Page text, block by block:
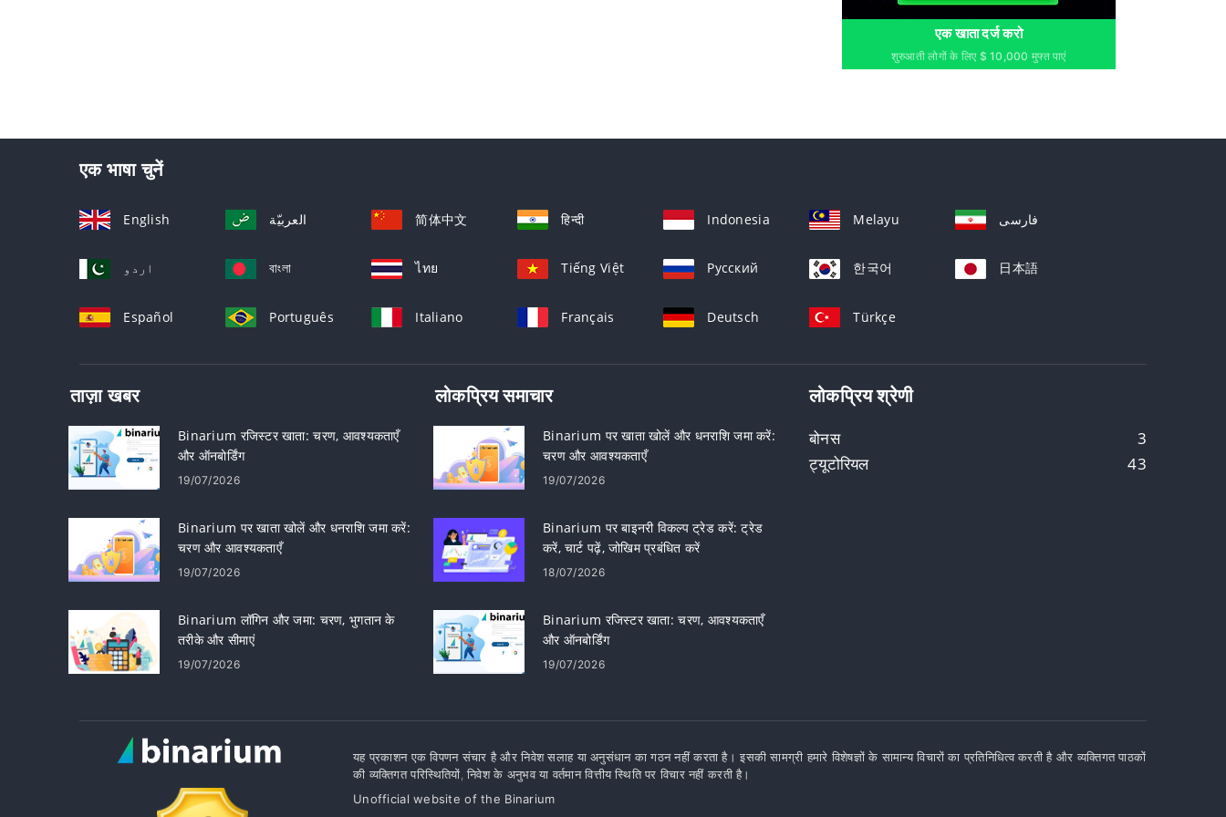
एक खाता दर्ज करो
शुरुआती लोगों के लिए $ 10,000 मुफ्त पाएं
एक भाषा चुनें
English العربيّة 简体中文 हिन्दी Indonesia Melayu فارسی
اردو বাংলা ไทย Tiếng Việt Русский 한국어 日本語
Español Português Italiano Français Deutsch Türkçe
ताज़ा खबर
Binarium रजिस्टर खाता: चरण, आवश्यकताएँ
और ऑनबोर्डिंग
19/07/2026
Binarium पर खाता खोलें और धनराशि जमा करें:
चरण और आवश्यकताएँ
19/07/2026
Binarium लॉगिन और जमा: चरण, भुगतान के
तरीके और सीमाएं
19/07/2026
लोकप्रिय समाचार
Binarium पर खाता खोलें और धनराशि जमा करें:
चरण और आवश्यकताएँ
19/07/2026
Binarium पर बाइनरी विकल्प ट्रेड करें: ट्रेड
करें, चार्ट पढ़ें, जोखिम प्रबंधित करें
18/07/2026
Binarium रजिस्टर खाता: चरण, आवश्यकताएँ
और ऑनबोर्डिंग
19/07/2026
लोकप्रिय श्रेणी
बोनस
3
ट्यूटोरियल
43
यह प्रकाशन एक विपणन संचार है और निवेश सलाह या अनुसंधान का गठन नहीं करता है। इसकी सामग्री हमारे विशेषज्ञों के सामान्य विचारों का प्रतिनिधित्व करती है और व्यक्तिगत पाठकों
की व्यक्तिगत परिस्थितियों, निवेश के अनुभव या वर्तमान वित्तीय स्थिति पर विचार नहीं करती है।
Unofficial website of the Binarium